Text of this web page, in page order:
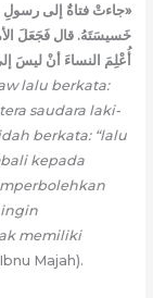
«جاءتْ فتاةٌ إلى رسولِ
خَسيسَتَهُ. قال فَجَعَلَ
أُعْلِمَ النساءَ أنْ ليسَ
lalu berkata:
saudara laki-
berkata: “lalu
kepada
ingin
memiliki
Majah).